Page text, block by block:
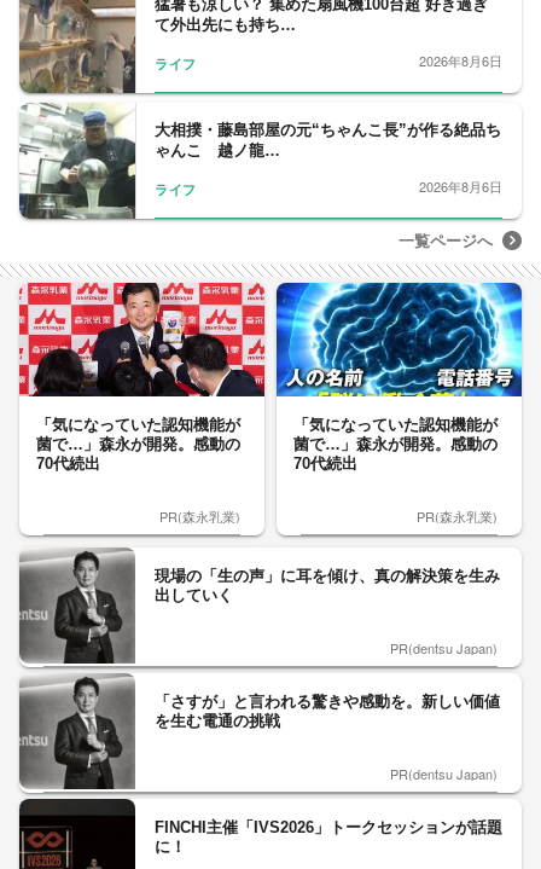
猛暑も涼しい？ 集めた扇風機100台超 好き過ぎ
て外出先にも持ち…
ライフ 2026年8月6日
大相撲・藤島部屋の元“ちゃんこ長”が作る絶品ち
ゃんこ 越ノ龍…
ライフ 2026年8月6日
一覧ページへ
「気になっていた認知機能が
菌で…」森永が開発。感動の
70代続出
PR(森永乳業)
「気になっていた認知機能が
菌で…」森永が開発。感動の
70代続出
PR(森永乳業)
現場の「生の声」に耳を傾け、真の解決策を生み
出していく
PR(dentsu Japan)
「さすが」と言われる驚きや感動を。新しい価値
を生む電通の挑戦
PR(dentsu Japan)
FINCHI主催「IVS2026」トークセッションが話題
に！